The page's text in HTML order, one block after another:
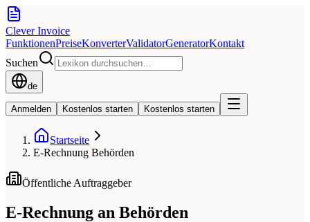
Clever Invoice
FunktionenPreiseKonverterValidatorGeneratorKontakt
Suchen
de
Anmelden Kostenlos starten Kostenlos starten
Startseite
E-Rechnung Behörden
Öffentliche Auftraggeber
E-Rechnung an Behörden